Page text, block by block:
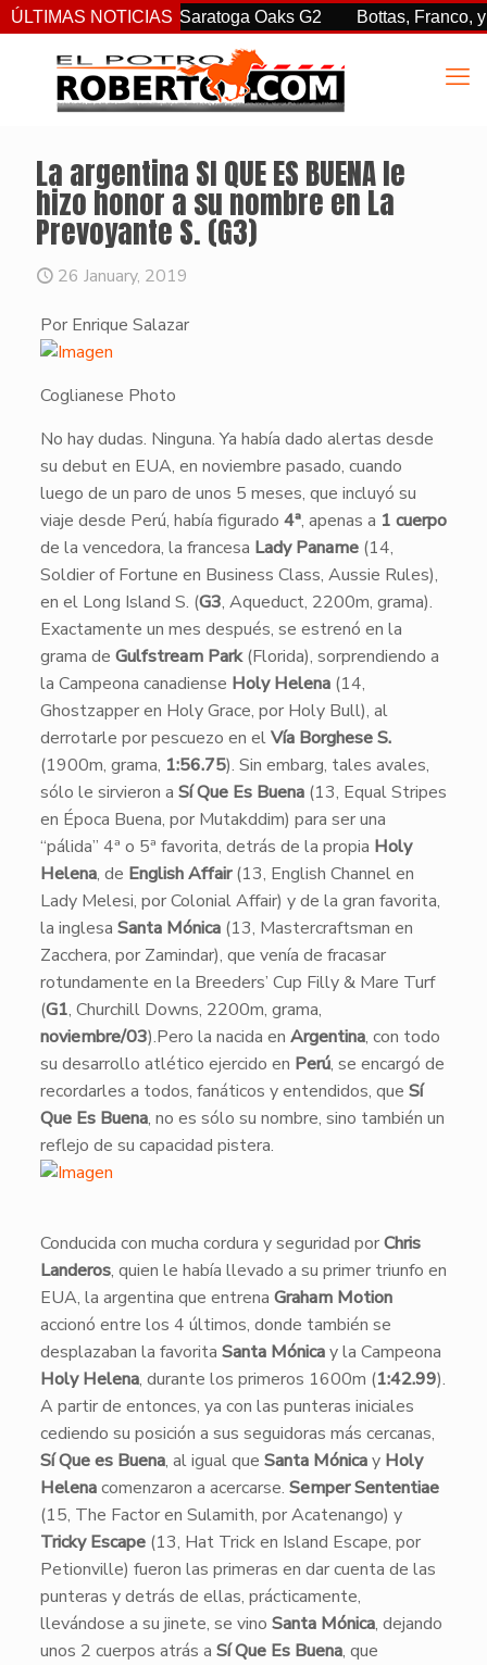
ÚLTIMAS NOTICIAS
en las Saratoga Oaks G2 Bottas, Franco, y
La argentina SI QUE ES BUENA le
hizo honor a su nombre en La
Prevoyante S. (G3)
26 January, 2019
Por Enrique Salazar
Coglianese Photo
​No hay dudas. Ninguna. Ya había dado alertas desde
su debut en EUA, en noviembre pasado, cuando
luego de un paro de unos 5 meses, que incluyó su
viaje desde Perú, había figurado 4ª, apenas a 1 cuerpo
de la vencedora, la francesa Lady Paname(14,
Soldier of Fortune en Business Class, Aussie Rules),
en el Long Island S. (G3, Aqueduct, 2200m, grama).
Exactamente un mes después, se estrenó en la
grama de Gulfstream Park(Florida), sorprendiendo a
la Campeona canadiense Holy Helena(14,
Ghostzapper en Holy Grace, por Holy Bull), al
derrotarle por pescuezo en elVía Borghese S.
(1900m, grama, 1:56.75). Sin embarg, tales avales,
sólo le sirvieron a Sí Que Es Buena(13, Equal Stripes
en Época Buena, por Mutakddim) para ser una
“pálida” 4ª o 5ª favorita, detrás de la propia Holy
Helena, de English Affair(13, English Channel en
Lady Melesi, por Colonial Affair) y de la gran favorita,
la inglesa Santa Mónica(13, Mastercraftsman en
Zacchera, por Zamindar), que venía de fracasar
rotundamente en la Breeders’ Cup Filly & Mare Turf
(G1, Churchill Downs, 2200m, grama,
noviembre/03).Pero la nacida en Argentina, con todo
su desarrollo atlético ejercido en Perú, se encargó de
recordarles a todos, fanáticos y entendidos, que Sí
Que Es Buena, no es sólo su nombre, sino también un
reflejo de su capacidad pistera.
Conducida con mucha cordura y seguridad porChris
Landeros, quien le había llevado a su primer triunfo en
EUA, la argentina que entrena Graham Motion
accionó entre los 4 últimos, donde también se
desplazaban la favorita Santa Mónicay la Campeona
Holy Helena, durante los primeros 1600m (1:42.99).
A partir de entonces, ya con las punteras iniciales
cediendo su posición a sus seguidoras más cercanas,
Sí Que es Buena, al igual que Santa Mónicay Holy
Helenacomenzaron a acercarse. Semper Sententiae
(15, The Factor en Sulamith, por Acatenango) y
Tricky Escape(13, Hat Trick en Island Escape, por
Petionville) fueron las primeras en dar cuenta de las
punteras y detrás de ellas, prácticamente,
llevándose a su jinete, se vino Santa Mónica, dejando
unos 2 cuerpos atrás a Sí Que Es Buena, que